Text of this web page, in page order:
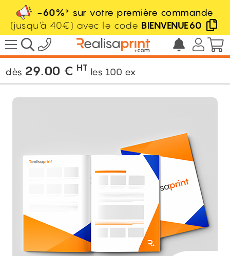
-60%* sur votre première commande
(jusqu'à 40€) avec le code BIENVENUE60
/ Publicité / Commercial / Brochure /
Brochure agrafée
dès 29.00 € HT les 100 ex